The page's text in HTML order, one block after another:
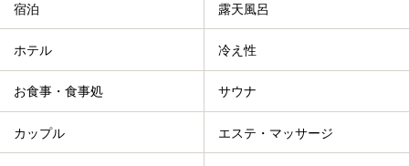
宿泊 露天風呂
ホテル 冷え性
お食事・食事処 サウナ
カップル エステ・マッサージ